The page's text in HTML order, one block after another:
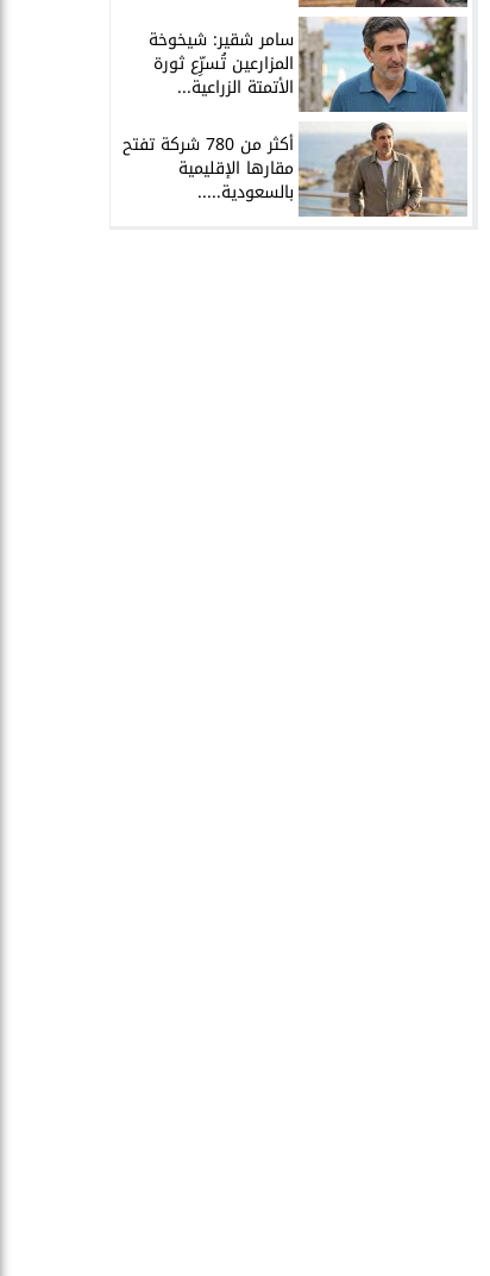
سامر شقير: شيخوخة
المزارعين تُسرِّع ثورة
الأتمتة الزراعية...
أكثر من 780 شركة تفتح
مقارها الإقليمية
بالسعودية.....